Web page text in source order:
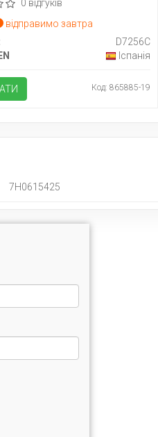
0 відгуків
відправимо завтра
D7256C
Іспанія
Код: 865885-19
7H0615425